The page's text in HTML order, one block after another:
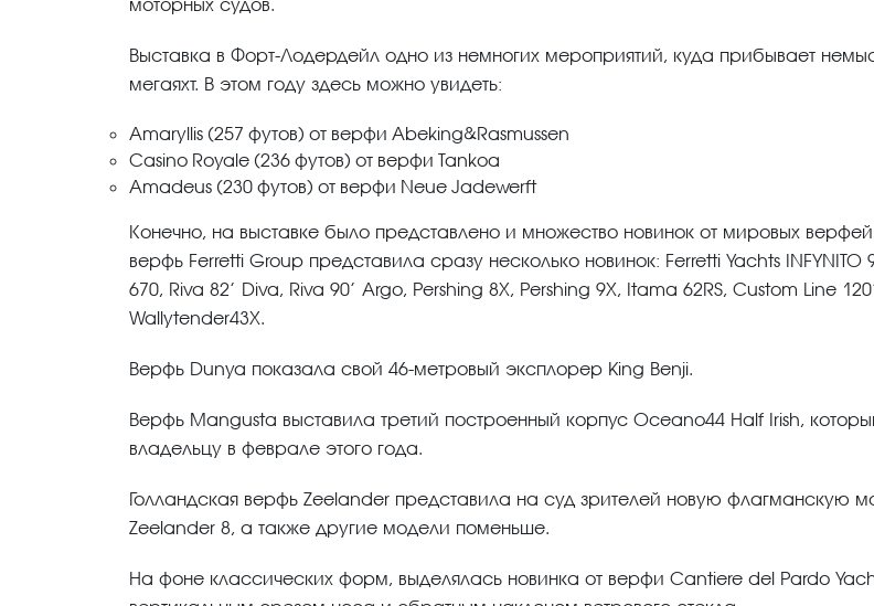
Выставка в Форт-Лодердейл одно из немногих мероприятий, куда прибывает
мегаяхт. В этом году здесь можно увидеть:
Amaryllis (257 футов) от верфи Abeking&Rasmussen
Casino Royale (236 футов) от верфи Tankoa
Amadeus (230 футов) от верфи Neue Jadewerft
Конечно, на выставке было представлено и множество новинок от мировых
верфь Ferretti Group представила сразу несколько новинок: Ferretti Yachts INFYNITO
670, Riva 82’ Diva, Riva 90’ Argo, Pershing 8X, Pershing 9X, Itama 62RS, Custom Line
Wallytender43X.
Верфь Dunya показала свой 46-метровый эксплорер King Benji.
Верфь Mangusta выставила третий построенный корпус Oceano44 Half Irish,
владельцу в феврале этого года.
Голландская верфь Zeelander представила на суд зрителей новую флагманскую
Zeelander 8, а также другие модели поменьше.
На фоне классических форм, выделялась новинка от верфи Cantiere del Pardo